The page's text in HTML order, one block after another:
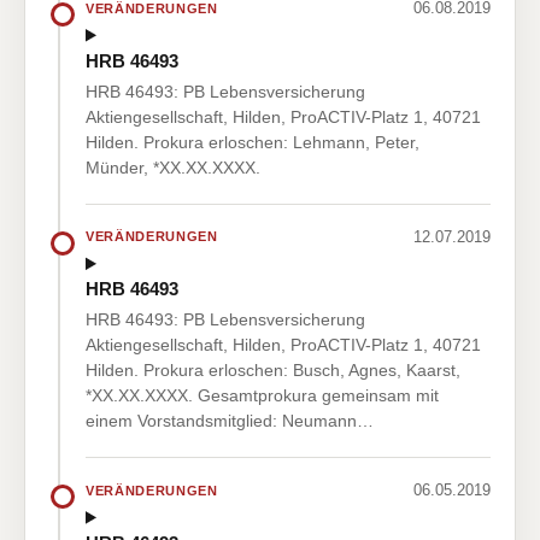
VERÄNDERUNGEN 06.08.2019
HRB 46493
HRB 46493: PB Lebensversicherung
Aktiengesellschaft, Hilden, ProACTIV-Platz 1, 40721
Hilden. Prokura erloschen: Lehmann, Peter,
Münder, *XX.XX.XXXX.
VERÄNDERUNGEN 12.07.2019
HRB 46493
HRB 46493: PB Lebensversicherung
Aktiengesellschaft, Hilden, ProACTIV-Platz 1, 40721
Hilden. Prokura erloschen: Busch, Agnes, Kaarst,
*XX.XX.XXXX. Gesamtprokura gemeinsam mit
einem Vorstandsmitglied: Neumann…
VERÄNDERUNGEN 06.05.2019